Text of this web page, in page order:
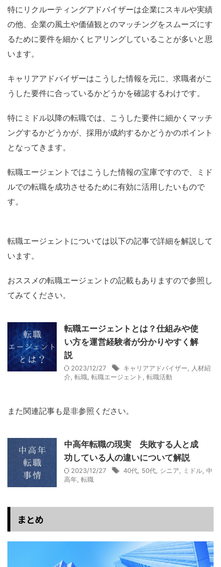
特にリクルーティングアドバイザーは企業にスキルや実績
の他、企業の風土や価値観とのマッチングをスムーズにす
るために要件を細かくヒアリングしていることが多いと思
います。
キャリアアドバイザーはこうした情報を元に、求職者がこ
うした要件に合っているかどうかを確認するわけです。
特にミドル以降の転職では、こうした要件に細かくマッチ
ングするかどうかが、採用が成約するかどうかのポイント
となってきます。
転職エージェントではこうした情報の宝庫ですので、ミド
ルでの転職を成功させるために有効に活用したいもので
す。
転職エージェントについては以下の記事で詳細を解説して
います。
おススメの転職エージェントの記載もありますので参照し
てみてください。
転職エージェントとは？仕組みや使
い方を運営経験者が分かりやすく解
説
2023/12/27 キャリアアドバイザー
人材紹
介 転職 転職エージェント 転職活動
また関連記事も是非参照ください。
中高年転職の現実 失敗する人と成
功している人の違いについて解説
2023/12/27 40代 50代 シニア ミドル 中
高年 転職
まとめ